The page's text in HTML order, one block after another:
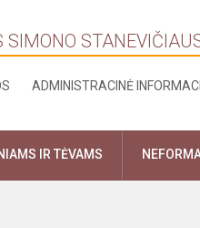
SIMONO
ADMINISTRACINĖ
IR TĖVAMS